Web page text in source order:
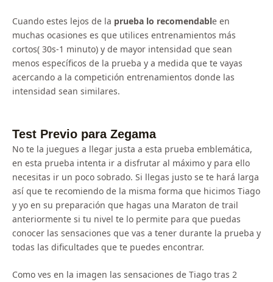
Cuando estes lejos de la prueba lo recomendable en
muchas ocasiones es que utilices entrenamientos más
cortos( 30s-1 minuto) y de mayor intensidad que sean
menos específicos de la prueba y a medida que te vayas
acercando a la competición entrenamientos donde las
intensidad sean similares.
Test Previo para Zegama
No te la juegues a llegar justa a esta prueba emblemática,
en esta prueba intenta ir a disfrutar al máximo y para ello
necesitas ir un poco sobrado. Si llegas justo se te hará larga
así que te recomiendo de la misma forma que hicimos Tiago
y yo en su preparación que hagas una Maraton de trail
anteriormente si tu nivel te lo permite para que puedas
conocer las sensaciones que vas a tener durante la prueba y
todas las dificultades que te puedes encontrar.
Como ves en la imagen las sensaciones de Tiago tras 2